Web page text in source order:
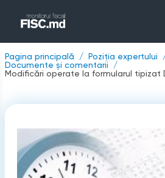
Pagina principală
Poziția expertului
Documente și comentarii
Modificări operate la formularul tipizat